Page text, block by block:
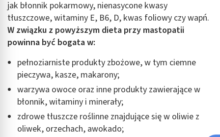
jak błonnik pokarmowy, nienasycone kwasy
tłuszczowe, witaminy E, B6, D, kwas foliowy czy wapń.
W związku z powyższym dieta przy mastopatii
powinna być bogata w:
pełnoziarniste produkty zbożowe, w tym ciemne
pieczywa, kasze, makarony;
warzywa owoce oraz inne produkty zawierające w
błonnik, witaminy i minerały;
zdrowe tłuszcze roślinne znajdujące się w oliwie z
oliwek, orzechach, awokado;